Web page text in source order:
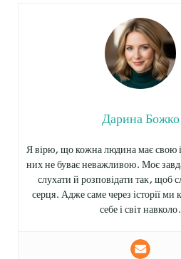
Дарина Божко
Я вірю, що кожна людина має свою
них не буває неважливою. Моє
слухати й розповідати так, щоб
серця. Адже саме через історії ми
себе і світ навколо.